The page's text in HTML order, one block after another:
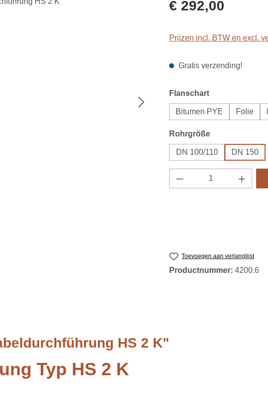
€ 292,00
Prijzen incl. BTW en excl.
Gratis verzending!
Selecteer
Flanschart
Bitumen PYE Folie
Selecteer
Rohrgröße
DN 100/110 DN 150
Toevoegen aan verlanglijst
Productnummer: 4200.6
HS 2 K"
Typ HS 2 K